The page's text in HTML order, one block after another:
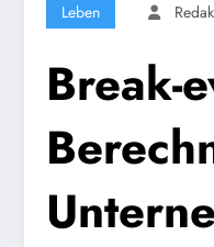
Leben
Break-